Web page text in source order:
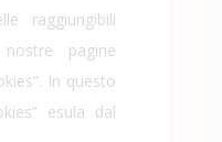
raggiungibili
pagine
In questo
esula dal